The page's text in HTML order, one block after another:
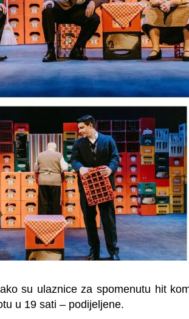
su ulaznice za spomenutu hit
u 19 sati – podijeljene.